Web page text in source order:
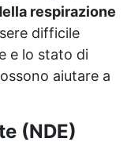
respirazione
difficile
e lo stato di
aiutare a
(NDE)